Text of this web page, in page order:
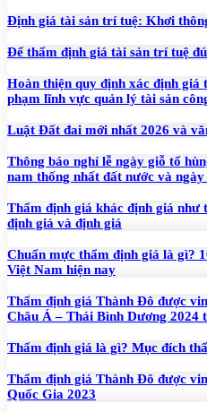
Định giá tài sản trí tuệ: Khơi
Để thẩm định giá tài sản trí tuệ
Hoàn thiện quy định xác định
phạm lĩnh vực quản lý tài sản
Luật Đất đai mới nhất 2026 và
Thông báo nghỉ lễ ngày giỗ tổ
nam thống nhất đất nước và ngày
Thẩm định giá khác định giá như
định giá và định giá
Chuẩn mực thẩm định giá là gì?
Việt Nam hiện nay
Thẩm định giá Thành Đô được
Châu Á – Thái Bình Dương 2024
Thẩm định giá là gì? Mục đích
Thẩm định giá Thành Đô được
Quốc Gia 2023